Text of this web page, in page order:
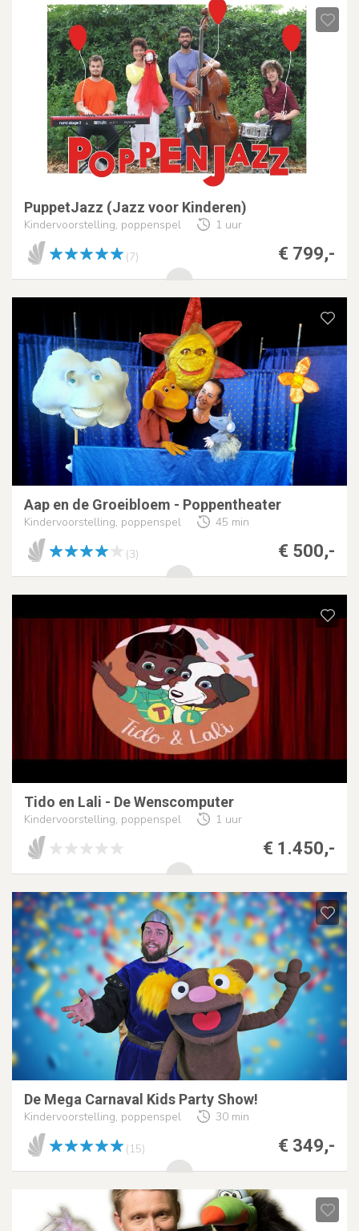
PuppetJazz (Jazz voor Kinderen)
Kindervoorstelling, poppenspel 1 uur
€ 799,-
(7)
Aap en de Groeibloem - Poppentheater
Kindervoorstelling, poppenspel 45 min
€ 500,-
(3)
Tido en Lali - De Wenscomputer
Kindervoorstelling, poppenspel 1 uur
€ 1.450,-
De Mega Carnaval Kids Party Show!
Kindervoorstelling, poppenspel 30 min
€ 349,-
(15)